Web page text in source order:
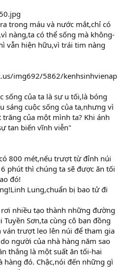
trong máu và nước mắt,chỉ có
nàng,ta có thể sống mà không-
vẫn hiện hữu,vì trái tim nàng
img692/5862/kenhsinhvienap
sống của ta là sự u tối,là bóng
sáng cuộc sống của ta,nhưng vì
của một mình ta? Khi ánh
tan biến vĩnh viễn"
800 mét,nếu trượt từ đỉnh núi
phút thì chúng ta sẽ được ăn tối
đó!
Lung,chuẩn bị bao tử đi
nhiều tạo thành những đường
Sơn,ta cùng cô bạn đồng
ván trượt leo lên núi để tham gia
người của nhà hàng năm sao
thắng là một suất ăn tối-hai
đó. Chậc,nói đến những gì